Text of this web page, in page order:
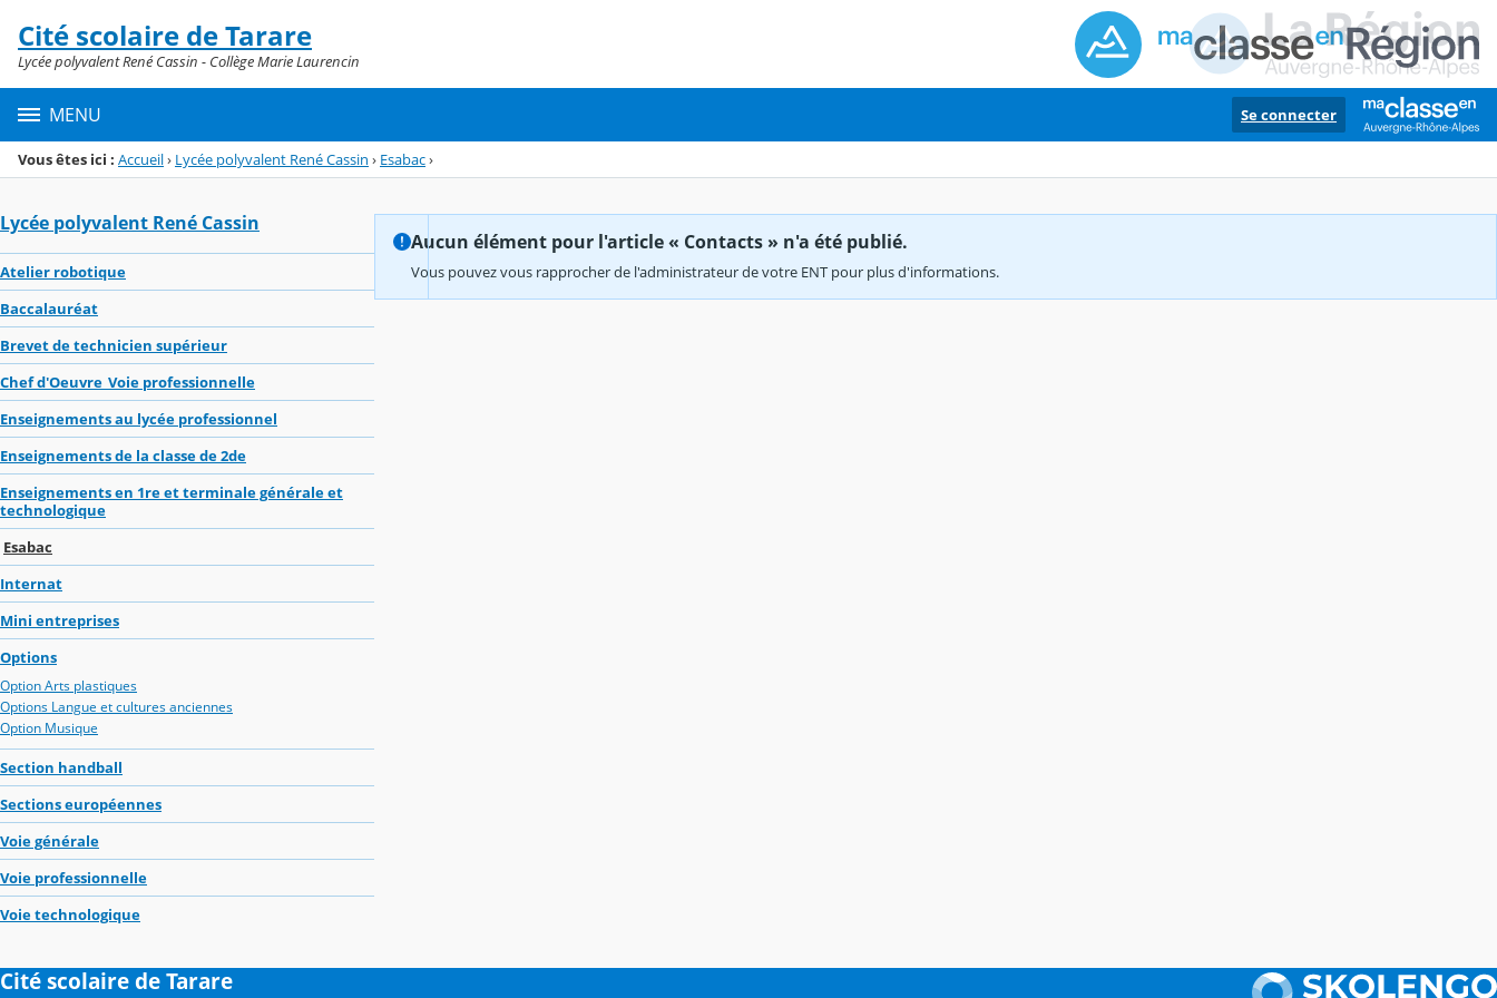
Menu de la rubrique
Contenu
Cité scolaire de Tarare
Lycée polyvalent René Cassin - Collège Marie Laurencin
MENU Se connecter
Vous êtes ici : Accueil› Lycée polyvalent René Cassin › Esabac›
Lycée polyvalent René Cassin
Atelier robotique
Baccalauréat
Brevet de technicien supérieur
Chef d'Oeuvre_Voie professionnelle
Enseignements au lycée professionnel
Enseignements de la classe de 2de
Enseignements en 1re et terminale générale et
technologique
Esabac
Internat
Mini entreprises
Options
Option Arts plastiques
Options Langue et cultures anciennes
Option Musique
Section handball
Sections européennes
Voie générale
Voie professionnelle
Voie technologique
Aucun élément pour l'article « Contacts » n'a été publié.
Vous pouvez vous rapprocher de l'administrateur de votre ENT pour plus d'informations.
Cité scolaire de Tarare